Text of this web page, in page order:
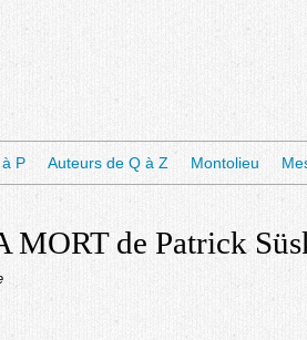
P Auteurs de Q à Z Montolieu
de Patrick